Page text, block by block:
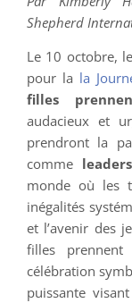
Shepherd
Le 10 octobre,
pour la la
filles
audacieux et
prendront la
comme
monde où les
inégalités
et l’avenir des
filles
célébration
puissante